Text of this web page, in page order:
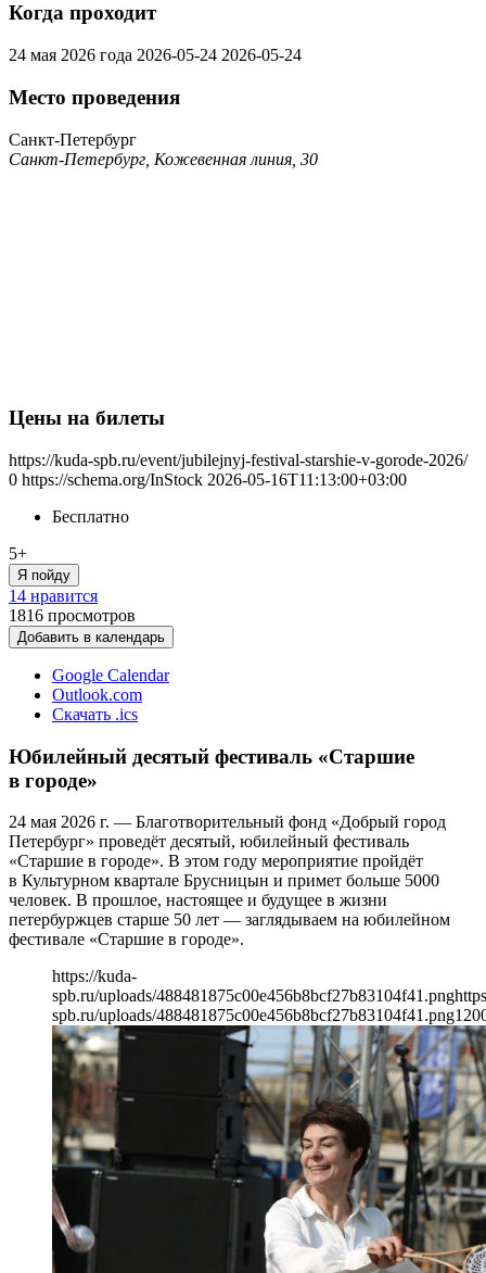
Когда проходит
24 мая 2026 года 2026-05-24 2026-05-24
Место проведения
Санкт-Петербург
Санкт-Петербург, Кожевенная линия, 30
Цены на билеты
https://kuda-spb.ru/event/jubilejnyj-festival-starshie-v-gorode-2026/
0 https://schema.org/InStock 2026-05-16T11:13:00+03:00
Бесплатно
5+
Я пойду
14 нравится
1816 просмотров
Добавить в календарь
Google Calendar
Outlook.com
Скачать .ics
Юбилейный десятый фестиваль «Старшие
в городе»
24 мая 2026 г. — Благотворительный фонд «Добрый город
Петербург» проведёт десятый, юбилейный фестиваль
«Старшие в городе». В этом году мероприятие пройдёт
в Культурном квартале Брусницын и примет больше 5000
человек. В прошлое, настоящее и будущее в жизни
петербуржцев старше 50 лет — заглядываем на юбилейном
фестивале «Старшие в городе».
https://kuda-
spb.ru/uploads/488481875c00e456b8bcf27b83104f41.png
spb.ru/uploads/488481875c00e456b8bcf27b83104f41.png